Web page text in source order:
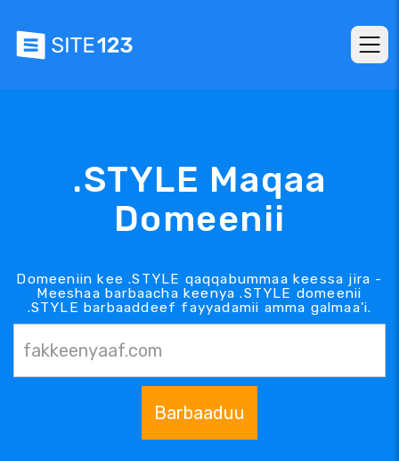
.STYLE Maqaa
Domeenii
Domeeniin kee .STYLE qaqqabummaa keessa jira -
Meeshaa barbaacha keenya .STYLE domeenii
.STYLE barbaaddeef fayyadamii amma galmaa'i.
Barbaaduu